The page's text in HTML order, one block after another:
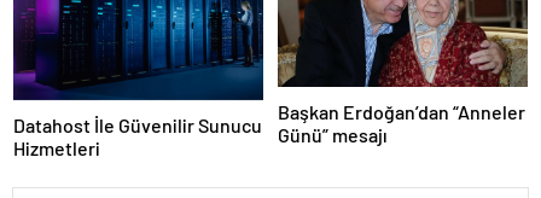
Datahost İle Güvenilir Sunucu
Hizmetleri
Başkan Erdoğan’dan “Anneler
Günü” mesajı